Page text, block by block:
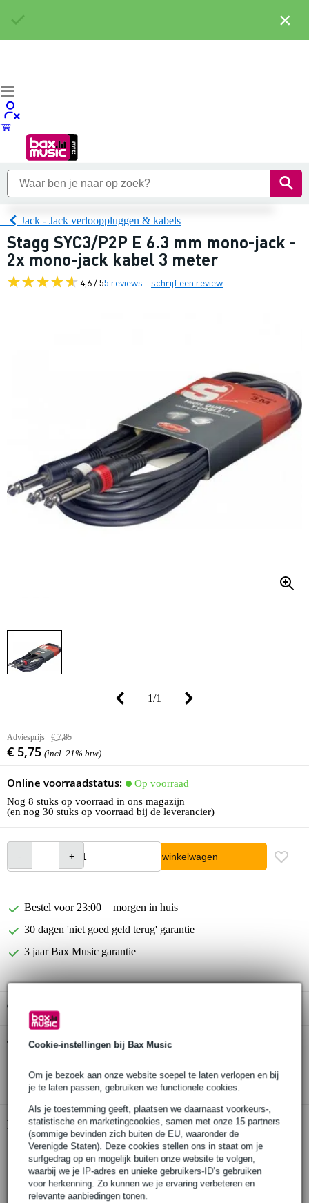
Cookie-instellingen bij Bax Music
Om je bezoek aan onze website soepel te laten verlopen en bij
je te laten passen, gebruiken we functionele cookies.
Als je toestemming geeft, plaatsen we daarnaast voorkeurs-,
statistische en marketingcookies, samen met onze 15 partners
(sommige bevinden zich buiten de EU, waaronder de
Verenigde Staten). Deze cookies stellen ons in staat om je
surfgedrag op en mogelijk buiten onze website te volgen,
waarbij we je IP-adres en unieke gebruikers-ID’s gebruiken
voor herkenning. Zo kunnen we je ervaring verbeteren en
relevante aanbiedingen tonen.
Jack - Jack verlooppluggen & kabels
Stagg SYC3/P2P E 6.3 mm mono-jack -
2x mono-jack kabel 3 meter
4,6 / 55 reviews schrijf een review
1/1
Adviesprijs € 7,85
€ 5,75 (incl. 21% btw)
Online voorraadstatus:
Op voorraad
Nog 8 stuks op voorraad in ons magazijn
(en nog 30 stuks op voorraad bij de leverancier)
In winkelwagen
Bestel voor 23:00 = morgen in huis
30 dagen 'niet goed geld terug' garantie
3 jaar Bax Music garantie
Twijfel je of deStagg SYC3/P2P E 6.3 mm mono-jack - 2x
Start de check
Productinformatie
Stagg splitterkabel
connectoren:
6.3 mm mono-jack
2x 6.3 mm mono-jack
×